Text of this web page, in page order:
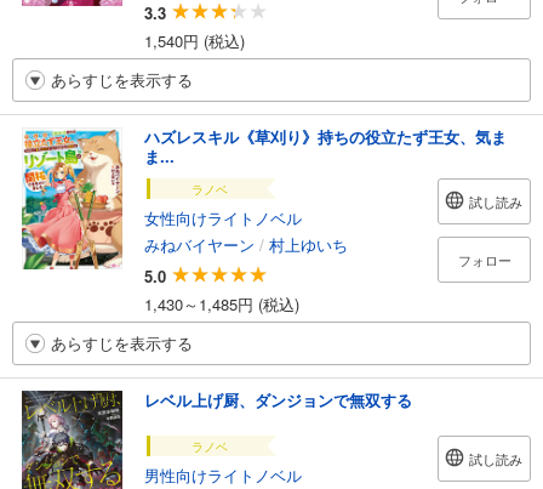
3.3
1,540円 (税込)
あらすじを表示する
ハズレスキル《草刈り》持ちの役立たず王女、気ま
ま...
ラノベ
女性向けライトノベル
みねバイヤーン / 村上ゆいち
5.0
1,430～1,485円 (税込)
試し読み
フォロー
あらすじを表示する
レベル上げ厨、ダンジョンで無双する
ラノベ
男性向けライトノベル
試し読み